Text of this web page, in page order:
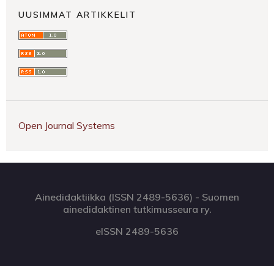
UUSIMMAT ARTIKKELIT
Open Journal Systems
Ainedidaktiikka (ISSN 2489-5636) - Suomen
ainedidaktinen tutkimusseura ry.
eISSN 2489-5636